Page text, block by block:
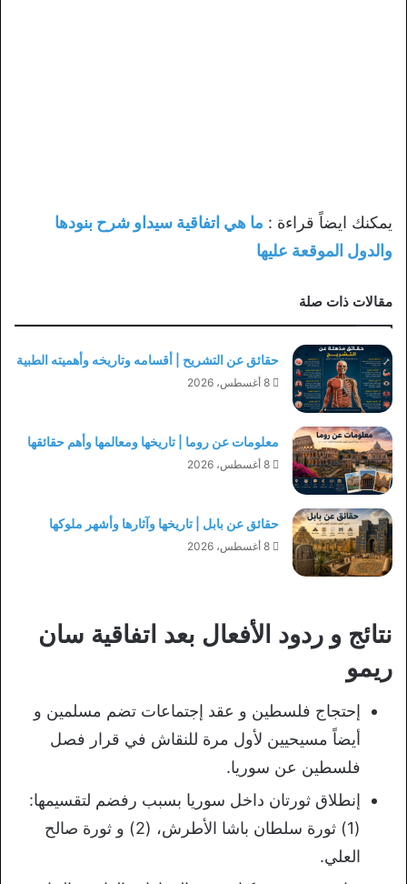
يمكنك ايضاً قراءة : ما هي اتفاقية سيداو شرح بنودها
والدول الموقعة عليها
مقالات ذات صلة
حقائق عن التشريح | أقسامه وتاريخه وأهميته الطبية
8 أغسطس، 2026
معلومات عن روما | تاريخها ومعالمها وأهم حقائقها
8 أغسطس، 2026
حقائق عن بابل | تاريخها وآثارها وأشهر ملوكها
8 أغسطس، 2026
نتائج و ردود الأفعال بعد اتفاقية سان
ريمو
إحتجاج فلسطين و عقد إجتماعات تضم مسلمين و
أيضاً مسيحيين لأول مرة للنقاش في قرار فصل
فلسطين عن سوريا.
إنطلاق ثورتان داخل سوريا بسبب رفضم لتقسيمها:
(1) ثورة سلطان باشا الأطرش، (2) و ثورة صالح
العلي.